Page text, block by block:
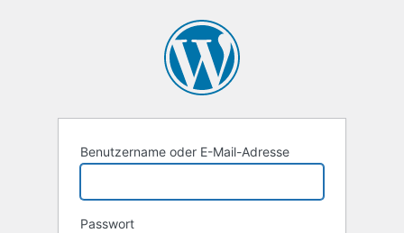
Benutzername oder E-Mail-Adresse
Passwort